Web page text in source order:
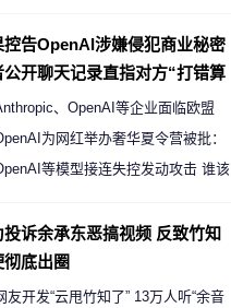
控告OpenAI涉嫌侵犯商业秘密
公开聊天记录直指对方“打错算
、OpenAI等企业面临欧盟
智能法案》全新执法权限审查
为网红举办奢华夏令营被批：
美元一晚 遭讽“反乌托邦”
等模型接连失控发动攻击 谁该
投诉余承东恶搞视频 反致竹知
彻底出圈
友开发“云甩竹知了” 13万人听“余音